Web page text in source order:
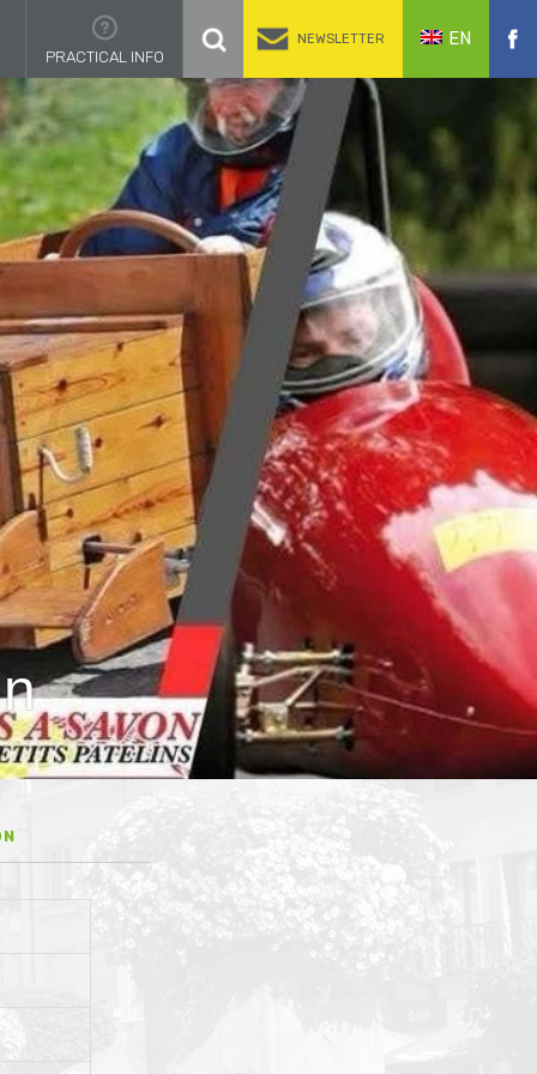
PRACTICAL INFO
NEWSLETTER EN